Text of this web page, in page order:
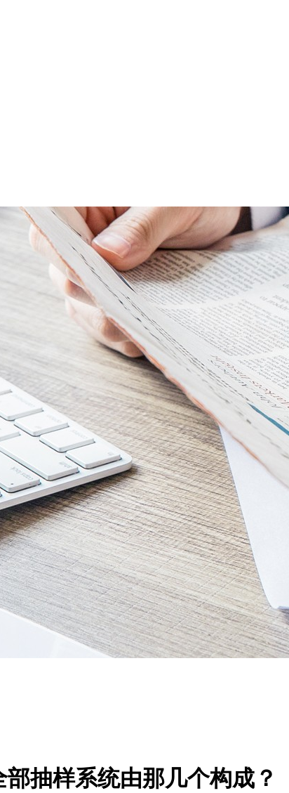
抽样系统由那几个构成？